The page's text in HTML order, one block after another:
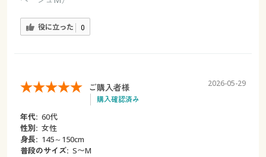
役に立った 0
ご購入者様
購入確認済み
2026-05-29
年代: 60代
性別: 女性
身長: 145～150cm
普段のサイズ: S〜M